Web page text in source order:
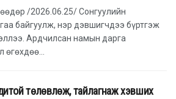
/2026.06.25/ Сонгуулийн
байгуулж, нэр дэвшигчдээ бүртгэж
Ардчилсан намын дарга
төлөвлөж, тайлагнаж хэвших